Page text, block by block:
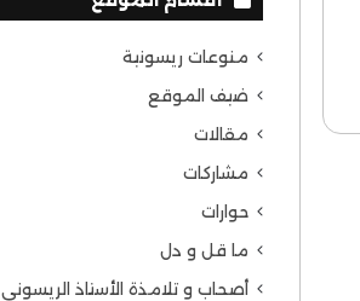
منوعات ريسونية
ضيف الموقع
مقالات
مشاركات
حوارات
ما قل و دل
أصحاب و تلامذة الأستاذ الريسوني